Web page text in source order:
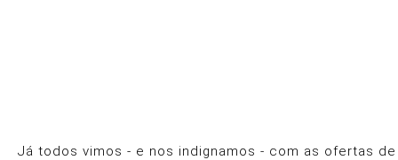
Já todos vimos - e nos indignamos - com as ofertas